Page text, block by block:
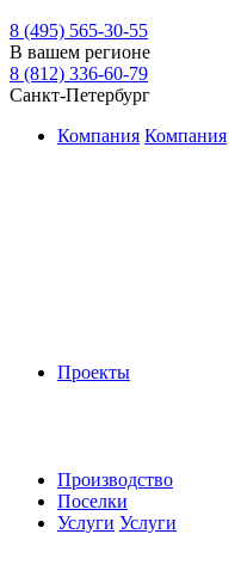
8 (495) 565-30-55
В вашем регионе
8 (812) 336-60-79
Санкт-Петербург
Компания Компания
Проекты
Производство
Поселки
Услуги Услуги